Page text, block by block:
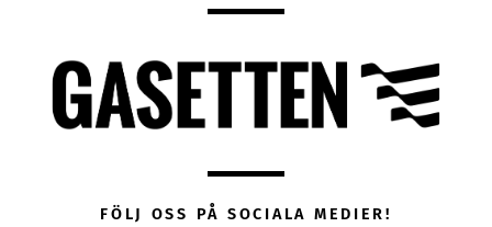
FÖLJ OSS PÅ SOCIALA MEDIER!